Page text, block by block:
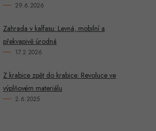
29.6.2026
Zahrada v kalfasu: Levná, mobilní a
překvapivě úrodná
17.2.2026
Z krabice zpět do krabice: Revoluce ve
výplňovém materiálu
2.6.2025